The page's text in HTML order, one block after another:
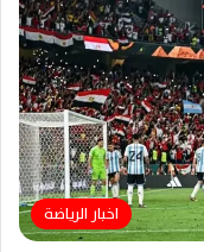
اخبار الرياضة